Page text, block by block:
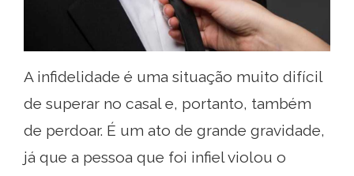
A infidelidade é uma situação muito difícil
de superar no casal e, portanto, também
de perdoar. É um ato de grande gravidade,
já que a pessoa que foi infiel violou o